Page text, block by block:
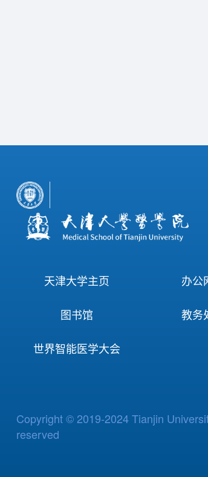
天津大学主页 办公
图书馆 教务
世界智能医学大会
Copyright © 2019-2024 Tianjin
reserved